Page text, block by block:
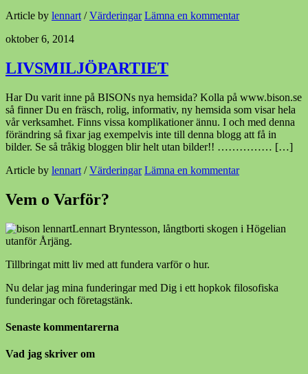
Article by lennart /Värderingar Lämna en kommentar
oktober 6, 2014
LIVSMILJÖPARTIET
Har Du varit inne på BISONs nya hemsida? Kolla på www.bison.se
så finner Du en fräsch, rolig, informativ, ny hemsida som visar hela
vår verksamhet. Finns vissa komplikationer ännu. I och med denna
förändring så fixar jag exempelvis inte till denna blogg att få in
bilder. Se så tråkig bloggen blir helt utan bilder!! …………… […]
Article by lennart /Värderingar Lämna en kommentar
Vem o Varför?
Lennart Bryntesson, långtborti skogen i Högelian
utanför Årjäng.
Tillbringat mitt liv med att fundera varför o hur.
Nu delar jag mina funderingar med Dig i ett hopkok filosofiska
funderingar och företagstänk.
Senaste kommentarerna
Vad jag skriver om